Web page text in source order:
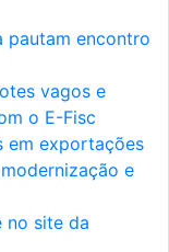
pautam encontro
vagos e
o E-Fisc
em exportações
e
no site da